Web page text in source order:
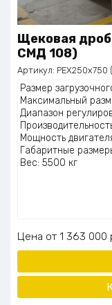
Щековая
СМД 108)
Артикул: PEX250x750
Размер
Максимальный
Диапазон
Мощность
Габаритные
Вес: 5500 кг
Цена 1 363 000